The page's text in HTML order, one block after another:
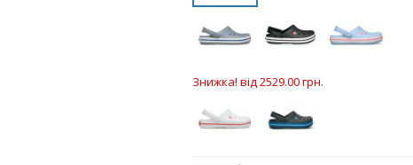
Знижка! від 2529.00 грн.